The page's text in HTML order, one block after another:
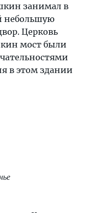
занимал в
небольшую
Церковь
мост были
в этом здании